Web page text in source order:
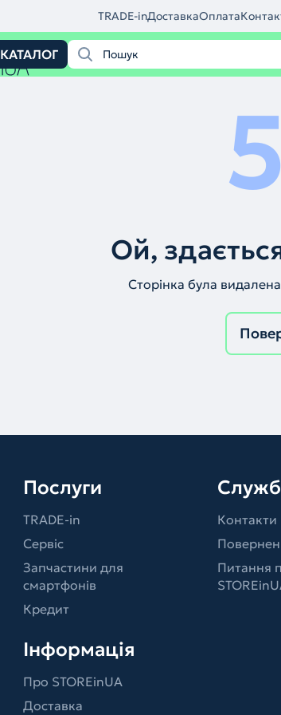
TRADE-inДоставкаОплата
КАТАЛОГ
5
Ой,
Сторінка була
Послуги
TRADE-in
Сервіс
Запчастини для
смартфонів
Кредит
Інформація
Про STOREinUA
Доставка
Контакти
Питання